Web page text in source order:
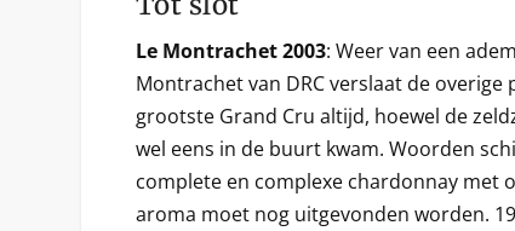
Le Montrachet 2003: Weer van een
Montrachet van DRC verslaat de
grootste Grand Cru altijd, hoewel de
wel eens in de buurt kwam. Woorden
complete en complexe chardonnay met
aroma moet nog uitgevonden worden.